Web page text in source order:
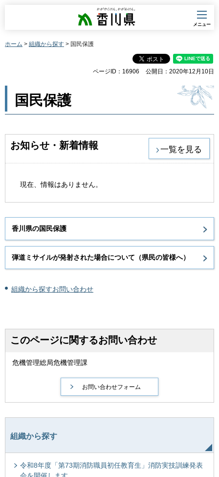
香川県
メニュー
ホーム > 組織から探す > 国民保護
ページID：16906 公開日：2020年12月10日
国民保護
お知らせ・新着情報 一覧を見る
現在、情報はありません。
香川県の国民保護
弾道ミサイルが発射された場合について（県民の皆様へ）
組織から探すお問い合わせ
このページに関するお問い合わせ
危機管理総局危機管理課
組織から探す
令和8年度「第73期消防職員初任教育生」消防実技訓練発表
会を開催します